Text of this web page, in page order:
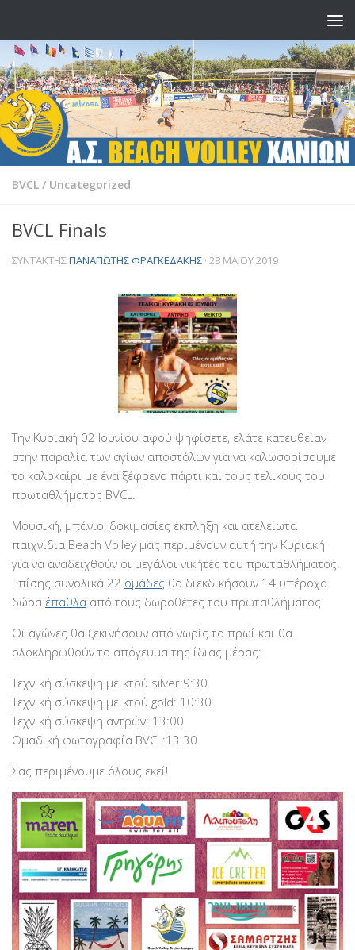
BVCL / Uncategorized
BVCL Finals
ΣΥΝΤΆΚΤΗΣΠΑΝΑΓΙΏΤΗΣ ΦΡΑΓΚΕΔΆΚΗΣ · 28 ΜΑΪ́ΟΥ 2019
Την Κυριακή 02 Ιουνίου αφού ψηφίσετε, ελάτε κατευθείαν
στην παραλία των αγίων αποστόλων για να καλωσορίσουμε
το καλοκαίρι με ένα ξέφρενο πάρτι και τους τελικούς του
πρωταθλήματος BVCL.
Μουσική, μπάνιο, δοκιμασίες έκπληξη και ατελείωτα
παιχνίδια Beach Volley μας περιμένουν αυτή την Κυριακή
για να αναδειχθούν οι μεγάλοι νικήτές του πρωταθλήματος.
Επίσης συνολικά 22 ομάδες θα διεκδικήσουν 14 υπέροχα
δώρα έπαθλα από τους δωροθέτες του πρωταθλήματος.
Οι αγώνες θα ξεκινήσουν από νωρίς το πρωί και θα
ολοκληρωθούν το απόγευμα της ίδιας μέρας:
Τεχνική σύσκεψη μεικτού silver:9:30
Τεχνική σύσκεψη μεικτού gold: 10:30
Τεχνική σύσκεψη αντρών: 13:00
Ομαδική φωτογραφία BVCL:13.30
Σας περιμένουμε όλους εκεί!